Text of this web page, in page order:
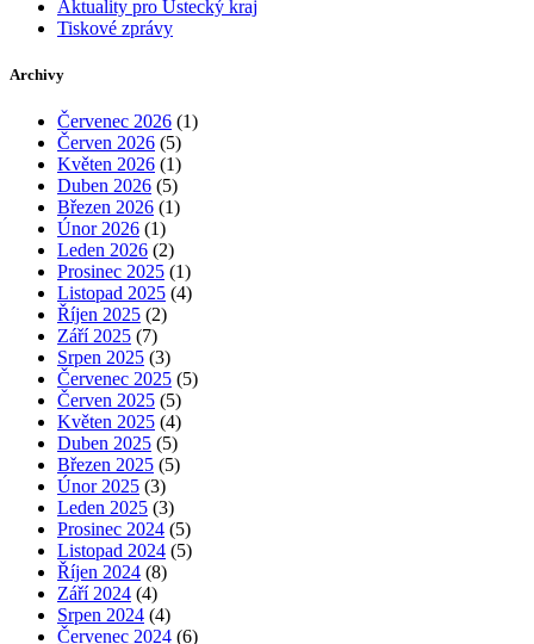
Aktuality pro Ústecký kraj
Tiskové zprávy
Archivy
Červenec 2026 (1)
Červen 2026 (5)
Květen 2026 (1)
Duben 2026 (5)
Březen 2026 (1)
Únor 2026 (1)
Leden 2026 (2)
Prosinec 2025 (1)
Listopad 2025 (4)
Říjen 2025 (2)
Září 2025 (7)
Srpen 2025 (3)
Červenec 2025 (5)
Červen 2025 (5)
Květen 2025 (4)
Duben 2025 (5)
Březen 2025 (5)
Únor 2025 (3)
Leden 2025 (3)
Prosinec 2024 (5)
Listopad 2024 (5)
Říjen 2024 (8)
Září 2024 (4)
Srpen 2024 (4)
Červenec 2024 (6)